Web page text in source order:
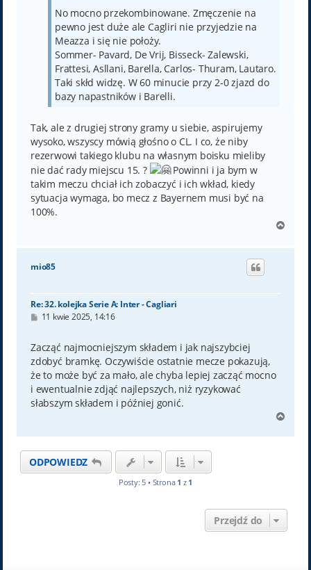
No mocno przekombinowane. Zmęczenie na
pewno jest duże ale Cagliri nie przyjedzie na
Meazza i się nie położy.
Sommer- Pavard, De Vrij, Bisseck- Zalewski,
Frattesi, Asllani, Barella, Carlos- Thuram, Lautaro.
Taki skłd widzę. W 60 minucie przy 2-0 zjazd do
bazy napastników i Barelli.
Tak, ale z drugiej strony gramy u siebie, aspirujemy
wysoko, wszyscy mówią głośno o CL. I co, że niby
rezerwowi takiego klubu na własnym boisku mieliby
nie dać rady miejscu 15. ?
Powinni i ja bym w
takim meczu chciał ich zobaczyć i ich wkład, kiedy
sytuacja wymaga, bo mecz z Bayernem musi być na
100%.
g
mio85
Re: 32. kolejka Serie A: Inter - Cagliari
P
t
11 kwie 2025, 14:16
Zacząć najmocniejszym składem i jak najszybciej
zdobyć bramkę. Oczywiście ostatnie mecze pokazują,
że to może być za mało, ale chyba lepiej zacząć mocno
i ewentualnie zdjąć najlepszych, niż ryzykować
słabszym składem i później gonić.
g
ODPOWIEDZ
Posty: 5 • Strona 1 z 1
Przejdź do